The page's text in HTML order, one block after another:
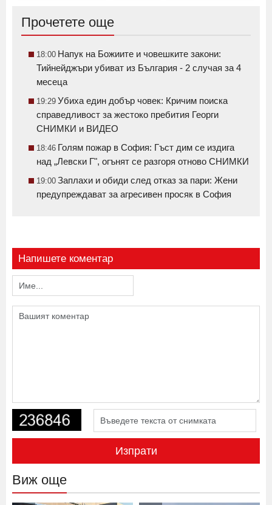
Прочетете още
18:00 Напук на Божиите и човешките закони:
Тийнейджъри убиват из България - 2 случая за 4
месеца
19:29 Убиха един добър човек: Кричим поиска
справедливост за жестоко пребития Георги
СНИМКИ и ВИДЕО
18:46 Голям пожар в София: Гъст дим се издига
над „Левски Г", огънят се разгоря отново СНИМКИ
19:00 Заплахи и обиди след отказ за пари: Жени
предупреждават за агресивен просяк в София
Напишете коментар
Изпрати
Виж още